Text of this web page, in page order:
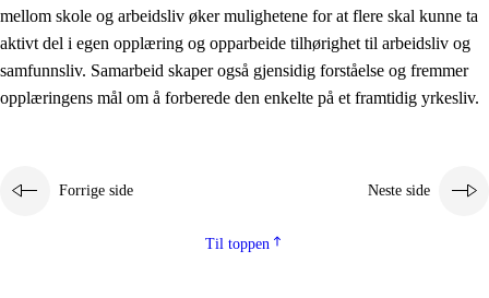
3.1 Et inkluderende læringsmiljø
3.2 Undervisning og tilpasset opplæring
3.3 Samarbeid mellom hjem og skole
3.5 Profesjonsfellesskap og skoleutvikling
mellom skole og arbeidsliv øker mulighetene for at flere skal kunne ta
aktivt del i egen opplæring og opparbeide tilhørighet til arbeidsliv og
samfunnsliv. Samarbeid skaper også gjensidig forståelse og fremmer
opplæringens mål om å forberede den enkelte på et framtidig yrkesliv.
Forrige side Neste side
Til toppen